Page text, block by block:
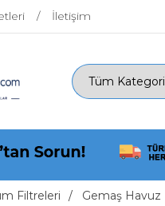
İletişim
Filtreleri Gemaş Havuz